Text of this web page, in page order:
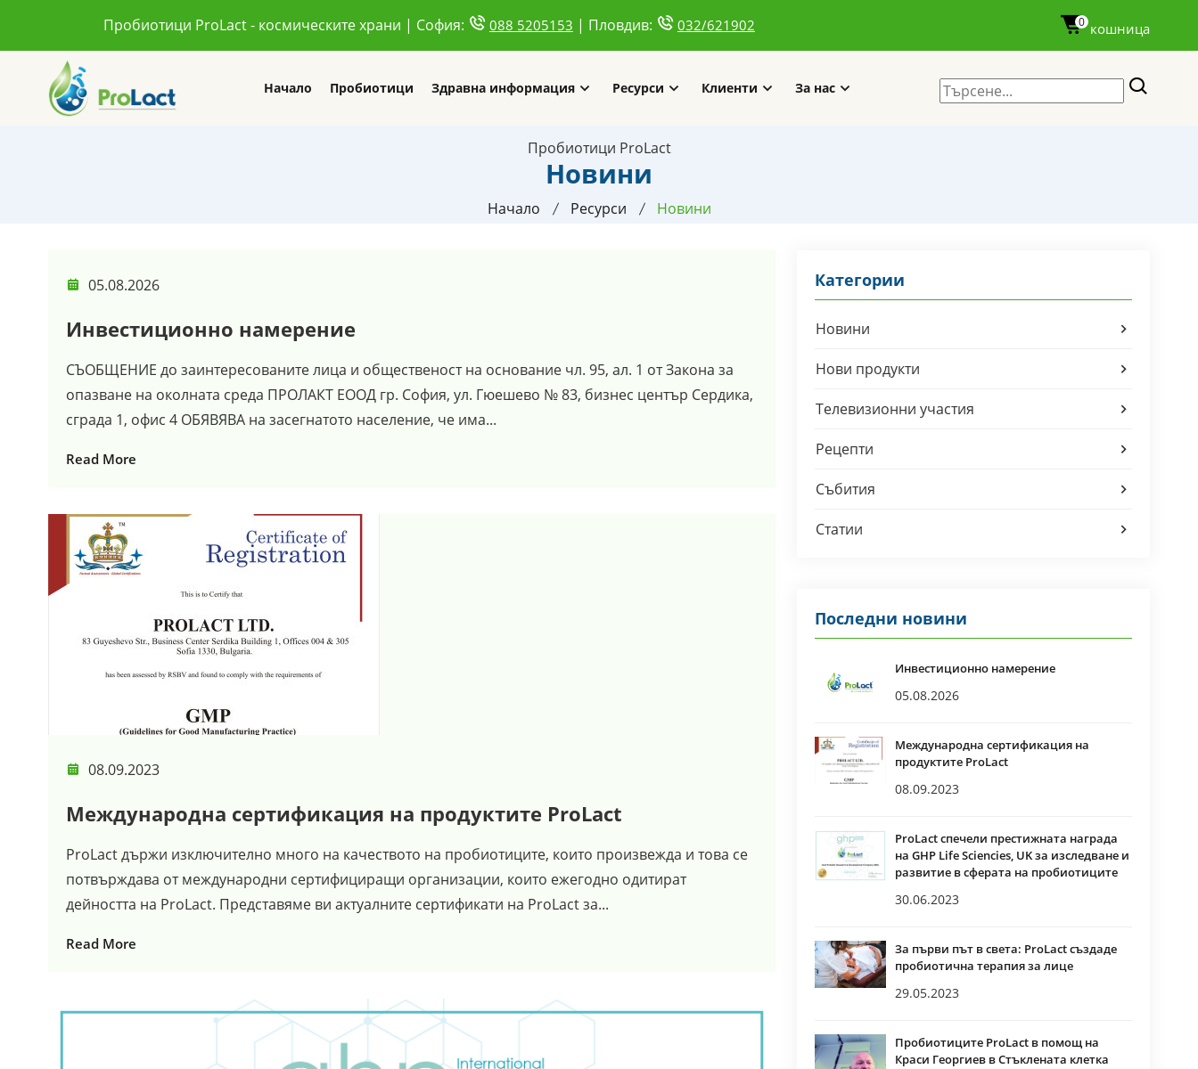
Пробиотици ProLact - космическите храни | София: 088 5205153 | Пловдив: 032/621902 кошница
0
Начало Пробиотици Здравна информация Ресурси Клиенти За нас
Пробиотици ProLact
Новини
Начало Ресурси Новини
05.08.2026
Инвестиционно намерение
СЪОБЩЕНИЕ до заинтересованите лица и общественост на основание чл. 95, ал. 1 от Закона за
опазване на околната среда ПРОЛАКТ ЕООД гр. София, ул. Гюешево № 83, бизнес център Сердика,
сграда 1, офис 4 ОБЯВЯВА на засегнатото население, че има...
Read More
08.09.2023
Международна сертификация на продуктите ProLact
ProLact държи изключително много на качеството на пробиотиците, които произвежда и това се
потвърждава от международни сертифициращи организации, които ежегодно одитират
дейността на ProLact. Представяме ви актуалните сертификати на ProLact за...
Read More
Категории
Новини
Нови продукти
Телевизионни участия
Рецепти
Събития
Статии
Последни новини
Инвестиционно намерение
05.08.2026
Международна сертификация на
продуктите ProLact
08.09.2023
ProLact спечели престижната награда
на GHP Life Sciencies, UK за изследване и
развитие в сферата на пробиотиците
30.06.2023
За първи път в света: ProLact създаде
пробиотична терапия за лице
29.05.2023
Пробиотиците ProLact в помощ на
Краси Георгиев в Стъклената клетка